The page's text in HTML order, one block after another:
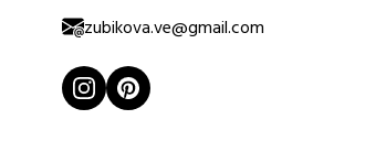
zubikova.ve@gmail.com